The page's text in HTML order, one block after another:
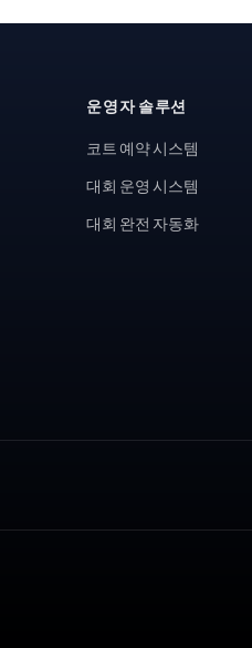
운영자 솔루션
코트 예약 시스템
대회 운영 시스템
대회 완전 자동화